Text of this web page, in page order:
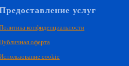
услуг
конфиденциальности
оферта
cookie